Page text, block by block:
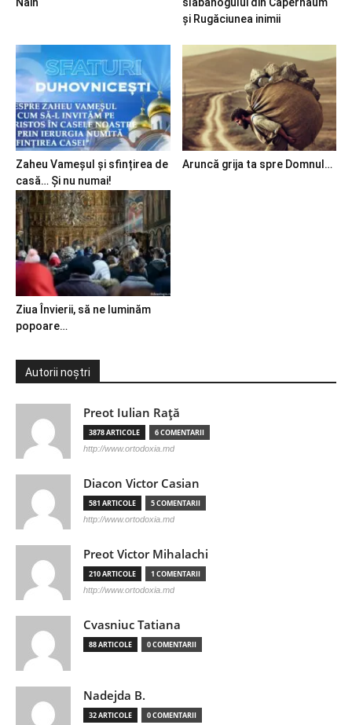
și Rugăciunea inimii
Zaheu Vameșul și sfințirea de
casă… Și nu numai!
Aruncă grija ta spre Domnul…
Ziua Învierii, să ne luminăm
popoare…
Autorii noștri
Preot Iulian Raţă
3878 ARTICOLE 6 COMENTARII
http://www.ortodoxia.md
Diacon Victor Casian
581 ARTICOLE 5 COMENTARII
http://www.ortodoxia.md
Preot Victor Mihalachi
210 ARTICOLE 1 COMENTARII
http://www.ortodoxia.md
Cvasniuc Tatiana
88 ARTICOLE 0 COMENTARII
Nadejda B.
32 ARTICOLE 0 COMENTARII